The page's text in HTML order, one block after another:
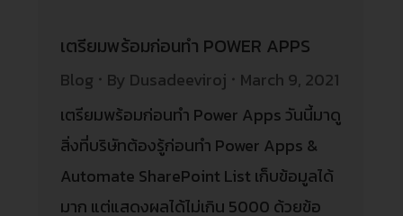
เตรียมพร้อมก่อนทำ POWER APPS
Blog By Dusadeeviroj
March 9, 2021
เตรียมพร้อมก่อนทำ Power Apps วันนี้มาดู
สิ่งที่บริษัทต้องรู้ก่อนทำ Power Apps &
Automate SharePoint List เก็บข้อมูลได้
มาก แต่แสดงผลได้ไม่เกิน 5000 ด้วยข้อ